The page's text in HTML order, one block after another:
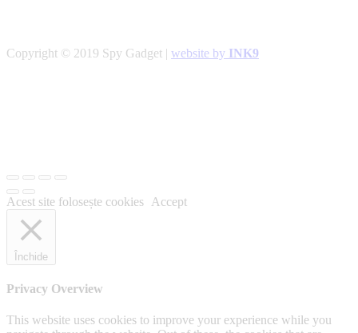
Copyright © 2019 Spy Gadget | website by INK9
Acest site folosește cookies Accept
Închide
Privacy Overview
This website uses cookies to improve your experience while you